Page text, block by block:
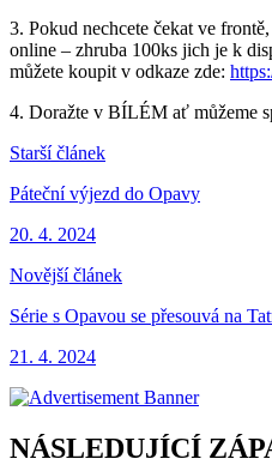
3. ⁠Pokud nechcete čekat ve
online – zhruba 100ks jich je k
můžete koupit v odkaze zde:
4. Doražte v BÍLÉM ať
Starší článek
Páteční výjezd do Opavy
20. 4. 2024
Novější článek
Série s Opavou se přesouvá na
21. 4. 2024
NÁSLEDUJÍCÍ